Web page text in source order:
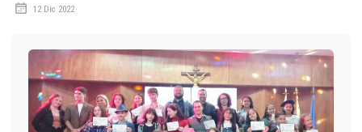
12 Dic 2022
Académico
Padres
Egresados